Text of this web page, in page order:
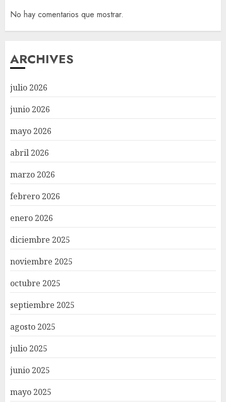
No hay comentarios que mostrar.
ARCHIVES
julio 2026
junio 2026
mayo 2026
abril 2026
marzo 2026
febrero 2026
enero 2026
diciembre 2025
noviembre 2025
octubre 2025
septiembre 2025
agosto 2025
julio 2025
junio 2025
mayo 2025